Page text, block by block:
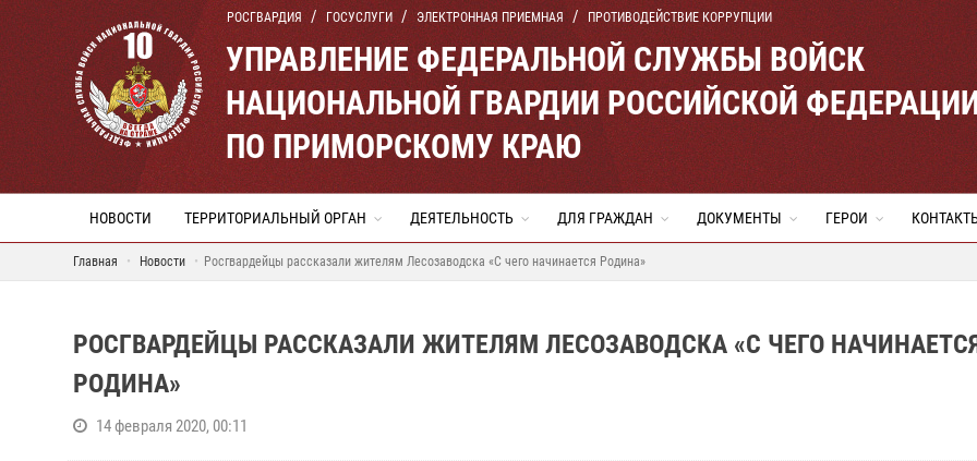
РОСГВАРДИЯ ГОСУСЛУГИ ЭЛЕКТРОННАЯ ПРИЕМНАЯ ПРОТИВОДЕЙСТВИЕ КОРРУПЦИИ
УПРАВЛЕНИЕ ФЕДЕРАЛЬНОЙ СЛУЖБЫ ВОЙСК
НАЦИОНАЛЬНОЙ ГВАРДИИ РОССИЙСКОЙ
ПО ПРИМОРСКОМУ КРАЮ
НОВОСТИ ТЕРРИТОРИАЛЬНЫЙ ОРГАН ДЕЯТЕЛЬНОСТЬ ДЛЯ ГРАЖДАН ДОКУМЕНТЫ ГЕРОИ
Главная Новости Росгвардейцы рассказали жителям Лесозаводска «С чего начинается Родина»
РОСГВАРДЕЙЦЫ РАССКАЗАЛИ ЖИТЕЛЯМ ЛЕСОЗАВОДСКА «С ЧЕГО
РОДИНА»
14 февраля 2020, 00:11